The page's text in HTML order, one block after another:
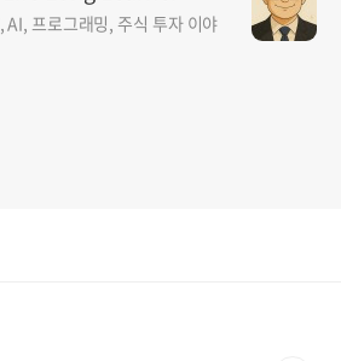
AI, 프로그래밍, 주식 투자 이야